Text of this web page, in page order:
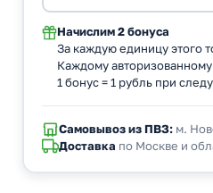
Начислим 2 бонуса
За каждую единицу этого
Каждому
1 бонус = 1 рубль при
Самовывоз из ПВЗ:м.
Доставка по Москве и